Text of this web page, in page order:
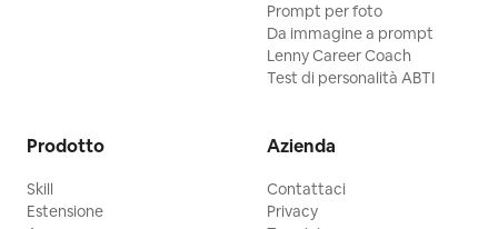
Prompt per foto
Da immagine a prompt
Lenny Career Coach
Test di personalità ABTI
Prodotto
Skill
Estensione
Azienda
Contattaci
Privacy